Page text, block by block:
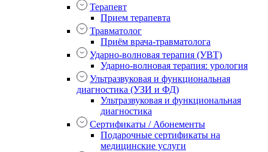
Терапевт
Прием терапевта
Травматолог
Приём врача-травматолога
Ударно-волновая терапия (УВТ)
Ударно-волновая терапия: урология
Ультразвуковая и функциональная
диагностика (УЗИ и ФД)
Ультразвуковая и функциональная
диагностика
Сертификаты / Абонементы
Подарочные сертификаты на
медицинские услуги